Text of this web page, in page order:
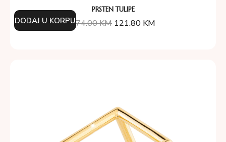
PRSTEN TULIPE
174.00KM 121.80 KM
DODAJ U KORPU